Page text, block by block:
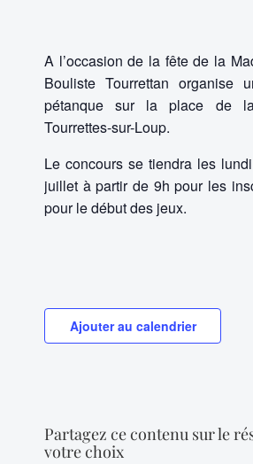
A l’occasion de la fête de la
Bouliste Tourrettan organise
pétanque sur la place de
Tourrettes-sur-Loup.
Le concours se tiendra les
juillet à partir de 9h pour les
pour le début des jeux.
Ajouter au calendrier
Partagez ce contenu sur le
votre choix